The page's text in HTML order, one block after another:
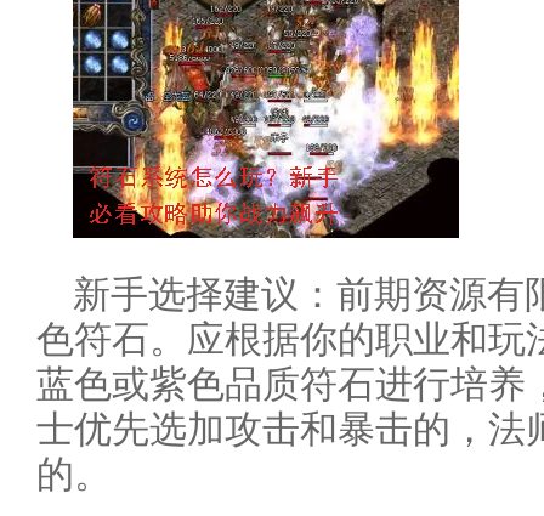
新手选择建议：前期资源有
色符石。应根据你的职业和玩
蓝色或紫色品质符石进行培养
士优先选加攻击和暴击的，法
的。